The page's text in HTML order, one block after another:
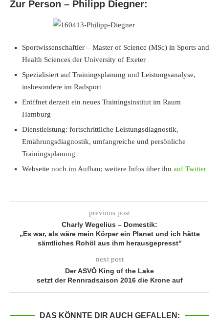
Zur Person – Philipp Diegner:
Sportwissenschaftler – Master of Science (MSc) in Sports and
Health Sciences der University of Exeter
Spezialisiert auf Trainingsplanung und Leistungsanalyse,
insbesondere im Radsport
Eröffnet derzeit ein neues Trainingsinstitut im Raum
Hamburg
Dienstleistung: fortschrittliche Leistungsdiagnostik,
Ernährungsdiagnostik, umfangreiche und persönliche
Trainingsplanung
Webseite noch im Aufbau; weitere Infos über ihn auf Twitter
previous post
Charly Wegelius – Domestik:
„Es war, als wäre mein Körper ein Planet und ich hätte
sämtliches Rohöl aus ihm herausgepresst“
next post
Der ASVÖ King of the Lake
setzt der Rennradsaison 2016 die Krone auf
DAS KÖNNTE DIR AUCH GEFALLEN: